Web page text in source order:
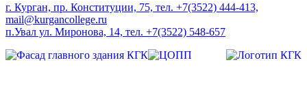
г. Курган, пр. Конституции, 75, тел. +7(3522) 444-413,
mail@kurgancollege.ru
п.Увал ул. Миронова, 14, тел. +7(3522) 548-657